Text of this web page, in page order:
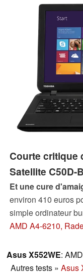
Courte critique
Satellite C50D-
Et une cure
environ 410 euros
simple ordinateur
AMD APU. Que
AMD A4-6210,
Asus X552WE:
Autres tests » Asus